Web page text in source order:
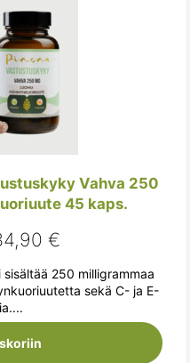
Vahva 250
45 kaps.
€.
€Nykyinen
hinta
on:
34,90 €.
250 milligrammaa
sekä C- ja E-